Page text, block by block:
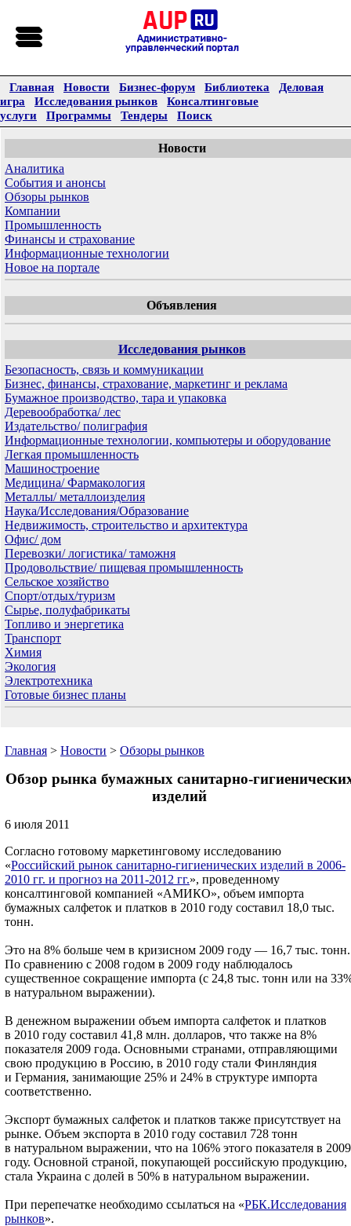
Главная Новости Бизнес-форум Библиотека
Деловая
игра
Исследования рынков
Консалтинговые
услуги
Программы Тендеры Поиск
Новости
Аналитика
События и анонсы
Обзоры рынков
Компании
Промышленность
Финансы и страхование
Информационные технологии
Новое на портале
Объявления
Исследования рынков
Безопасность, связь и коммуникации
Бизнес, финансы, страхование, маркетинг и реклама
Бумажное производство, тара и упаковка
Деревообработка/ лес
Издательство/ полиграфия
Информационные технологии, компьютеры и оборудование
Легкая промышленность
Машиностроение
Медицина/ Фармакология
Металлы/ металлоизделия
Наука/Исследования/Образование
Недвижимость, строительство и архитектура
Офис/ дом
Перевозки/ логистика/ таможня
Продовольствие/ пищевая промышленность
Сельское хозяйство
Спорт/отдых/туризм
Сырье, полуфабрикаты
Топливо и энергетика
Транспорт
Химия
Экология
Электротехника
Готовые бизнес планы
Главная > Новости > Обзоры рынков
Обзор рынка бумажных санитарно-
изделий
6 июля 2011
Согласно готовому маркетинговому исследованию
«Российский рынок санитарно-гигиенических изделий в 2006-
2010 гг. и прогноз на 2011-2012 гг.», проведенному
консалтинговой компанией «АМИКО», объем импорта
бумажных салфеток и платков в 2010 году составил 18,0 тыс.
тонн.
Это на 8% больше чем в кризисном 2009 году — 16,7 тыс. тонн.
По сравнению с 2008 годом в 2009 году наблюдалось
существенное сокращение импорта (с 24,8 тыс. тонн или на
в натуральном выражении).
В денежном выражении объем импорта салфеток и платков
в 2010 году составил 41,8 млн. долларов, что также на 8%
показателя 2009 года. Основными странами, отправляющими
свою продукцию в Россию, в 2010 году стали Финляндия
и Германия, занимающие 25% и 24% в структуре импорта
соответственно.
Экспорт бумажных салфеток и платков также присутствует на
рынке. Объем экспорта в 2010 году составил 728 тонн
в натуральном выражении, что на 106% этого показателя в 2009
году. Основной страной, покупающей российскую продукцию,
стала Украина с долей в 50% в натуральном выражении.
При перепечатке необходимо ссылаться на «РБК.Исследования
рынков».